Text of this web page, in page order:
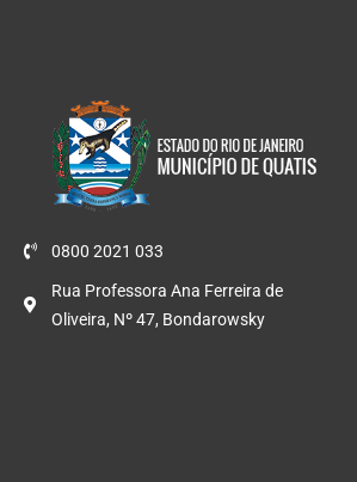
0800 2021 033
Rua Professora Ana Ferreira de
Oliveira, Nº 47, Bondarowsky